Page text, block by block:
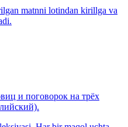
matnni lotindan kirillga va
и поговорок на трёх